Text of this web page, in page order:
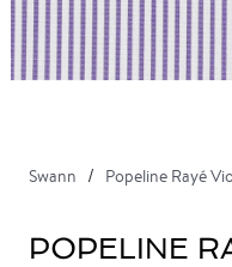
Swann Popeline Rayé
POPELINE